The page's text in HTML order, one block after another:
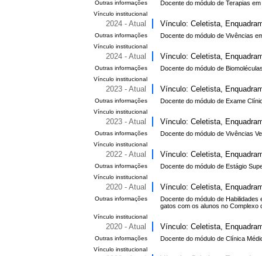
Outras informações Docente do módulo de Terapias
Vínculo institucional
2024 - Atual Vínculo: Celetista,
Outras informações Docente do módulo de Vivências
Vínculo institucional
2024 - Atual Vínculo: Celetista,
Outras informações Docente do módulo de
Vínculo institucional
2023 - Atual Vínculo: Celetista,
Outras informações Docente do módulo de Exame
Vínculo institucional
2023 - Atual Vínculo: Celetista,
Outras informações Docente do módulo de Vivências
Vínculo institucional
2022 - Atual Vínculo: Celetista,
Outras informações Docente do módulo de Estágio
Vínculo institucional
2020 - Atual Vínculo: Celetista,
Outras informações
Docente do módulo de Habilidades
gatos com os alunos no Complexo
Vínculo institucional
2020 - Atual Vínculo: Celetista,
Outras informações Docente do módulo de Clínica
Vínculo institucional